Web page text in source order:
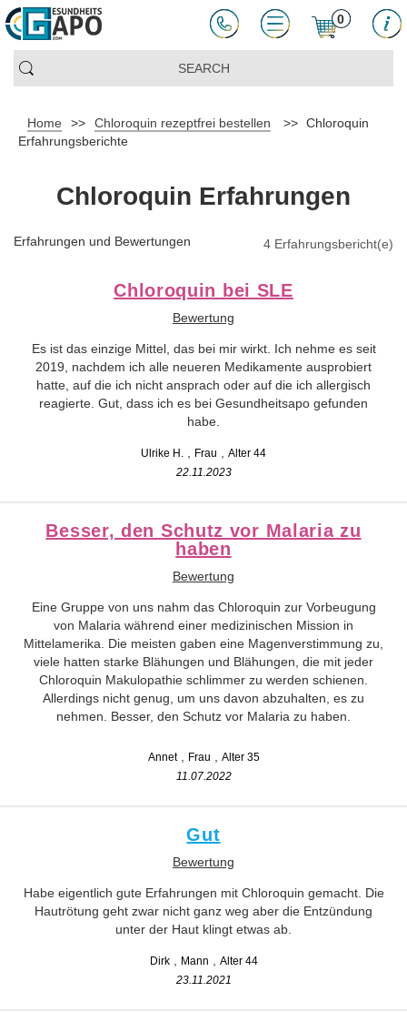
0
Home >> Chloroquin rezeptfrei bestellen >> Chloroquin
Erfahrungsberichte
Chloroquin Erfahrungen
Erfahrungen und Bewertungen 4 Erfahrungsbericht(e)
Chloroquin bei SLE
Bewertung
Es ist das einzige Mittel, das bei mir wirkt. Ich nehme es seit
2019, nachdem ich alle neueren Medikamente ausprobiert
hatte, auf die ich nicht ansprach oder auf die ich allergisch
reagierte. Gut, dass ich es bei Gesundheitsapo gefunden
habe.
Ulrike H. Frau
Alter 44
22.11.2023
Besser, den Schutz vor Malaria zu
haben
Bewertung
Eine Gruppe von uns nahm das Chloroquin zur Vorbeugung
von Malaria während einer medizinischen Mission in
Mittelamerika. Die meisten gaben eine Magenverstimmung zu,
viele hatten starke Blähungen und Blähungen, die mit jeder
Chloroquin Makulopathie schlimmer zu werden schienen.
Allerdings nicht genug, um uns davon abzuhalten, es zu
nehmen. Besser, den Schutz vor Malaria zu haben.
Annet Frau
Alter 35
11.07.2022
Gut
Bewertung
Habe eigentlich gute Erfahrungen mit Chloroquin gemacht. Die
Hautrötung geht zwar nicht ganz weg aber die Entzündung
unter der Haut klingt etwas ab.
Dirk Mann
Alter 44
23.11.2021